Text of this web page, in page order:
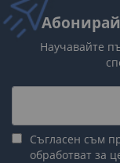
Научавайте
Съгласен съм
обработват за